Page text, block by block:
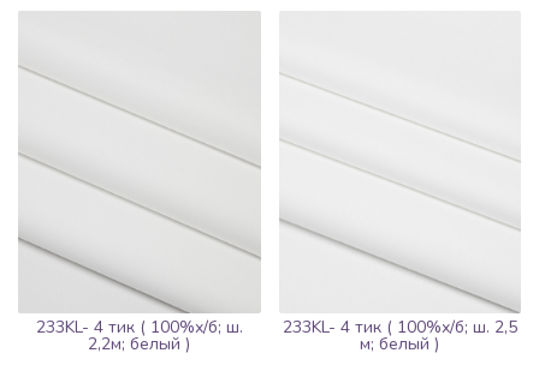
233KL- 4 тик ( 100%х/б; ш.
2,2м; белый )
233KL- 4 тик ( 100%х/б; ш. 2,5
м; белый )